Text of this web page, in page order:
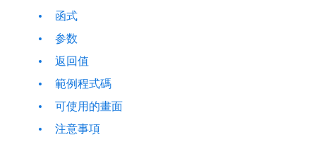
函式
参数
返回值
範例程式碼
可使用的畫面
注意事項